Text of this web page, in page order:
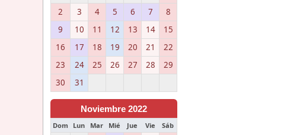
2
3 4 5 6 7
8
9
10 11 12 13 14
15
16
17 18 19 20 21
22
23
24 25 26 27 28
29
30
31
Noviembre 2022
Dom Lun Mar Mié Jue Vie Sáb